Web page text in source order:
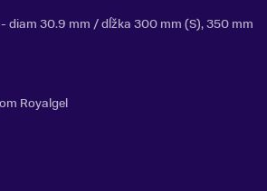
diam 30.9 mm / dĺžka 300 mm (S), 350 mm
Royalgel